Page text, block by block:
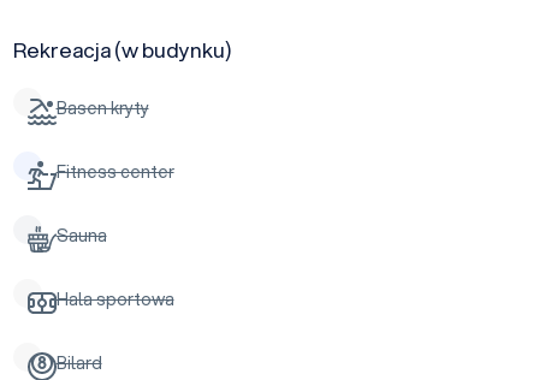
Rekreacja (w budynku)
Basen kryty
Fitness center
Sauna
Hala sportowa
Bilard